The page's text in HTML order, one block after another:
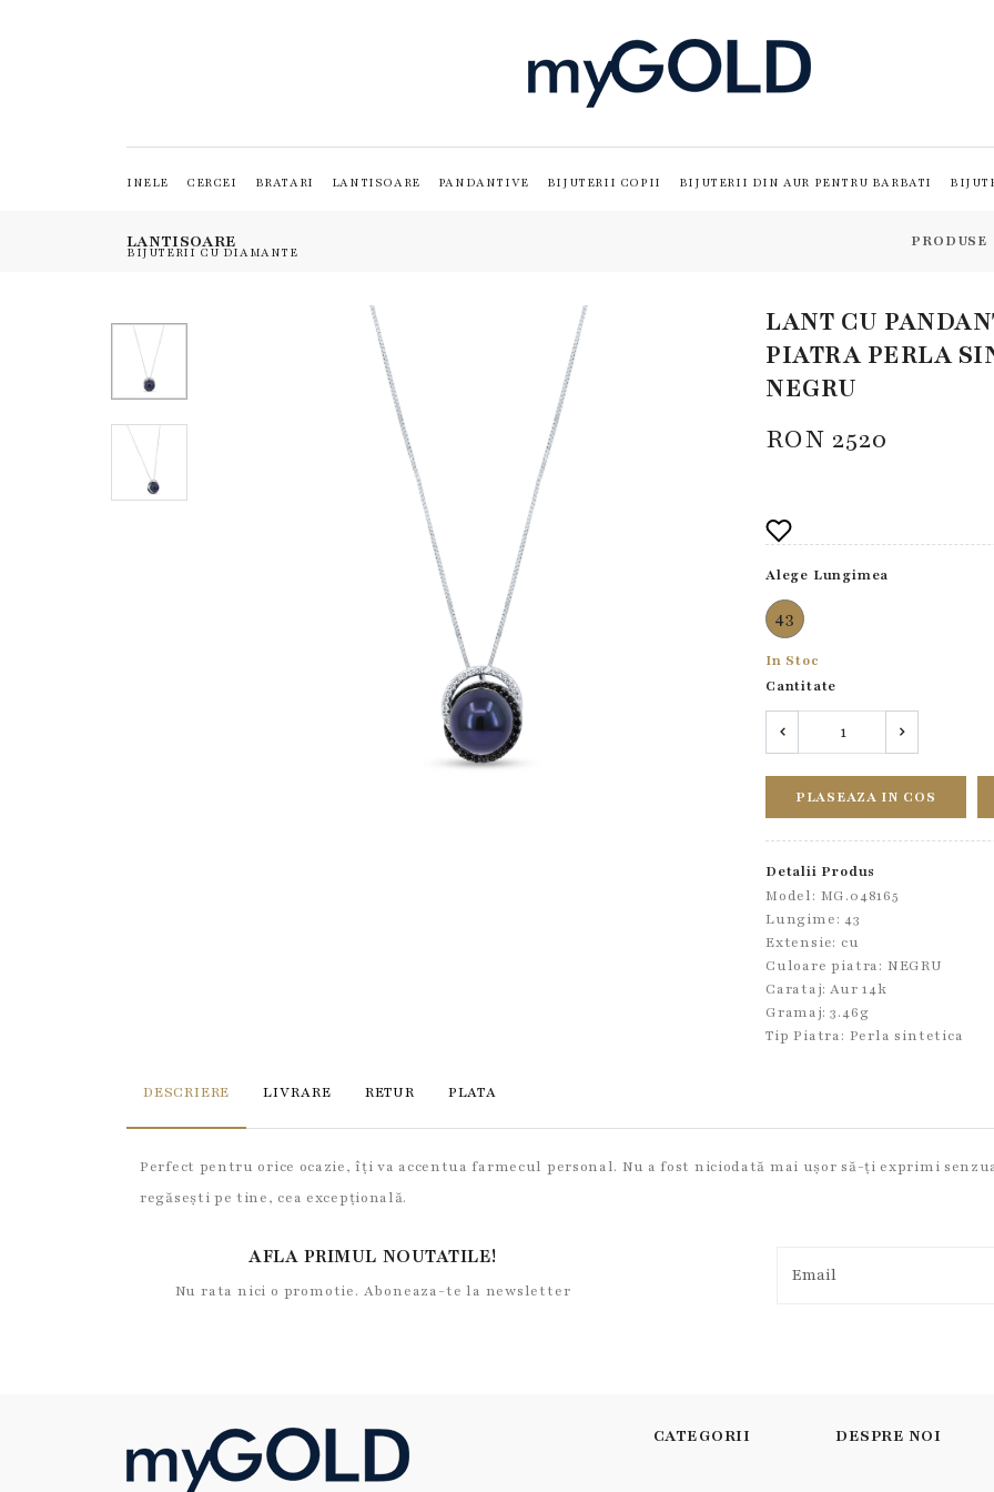
INELE CERCEI BRATARI LANTISOARE PANDANTIVE BIJUTERII COPII BIJUTERII DIN AUR PENTRU BARBATI
BIJUTERII CU DIAMANTE
LANTISOARE PRODUSE
LANT CU
PIATRA PERLA
NEGRU
RON 2520
Alege Lungimea
43
In Stoc
Cantitate
PLASEAZA IN COS
Detalii Produs
Model: MG.048165
Lungime: 43
Extensie: cu
Culoare piatra: NEGRU
Carataj: Aur 14k
Gramaj: 3.46g
Tip Piatra: Perla sintetica
DESCRIERE LIVRARE RETUR PLATA
Perfect pentru orice ocazie, îți va accentua farmecul personal. Nu a fost niciodată mai ușor să-ți exprimi
regăsești pe tine, cea excepțională.
AFLA PRIMUL NOUTATILE!
Nu rata nici o promotie. Aboneaza-te la newsletter
CATEGORII DESPRE NOI